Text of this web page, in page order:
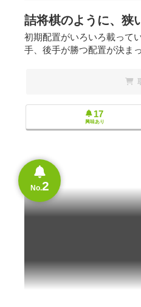
詰将棋のように、狭
初期配置がいろいろ載って
手、後手が勝つ配置が決ま
17
興味あり
No.2